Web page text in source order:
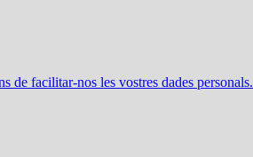
de facilitar-nos les vostres dades personals.